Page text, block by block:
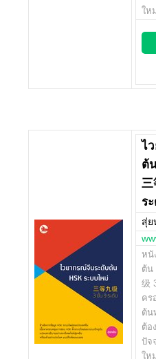
ให
ไ
ต้
三
ร
สุ่
หนั
ต้น
级
คร
ต้น
ต้อ
ปัจ
ให